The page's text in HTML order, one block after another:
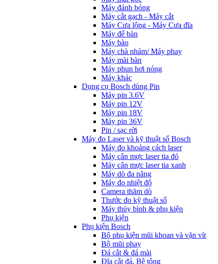
Máy đánh bóng
Máy cắt gạch - Máy cắt
Máy Cưa lộng - Máy Cưa đĩa
Máy để bàn
Máy bào
Máy chà nhám/ Máy phay
Máy mài bàn
Máy phun hơi nóng
Máy khác
Dụng cụ Bosch dùng Pin
Máy pin 3.6V
Máy pin 12V
Máy pin 18V
Máy pin 36V
Pin / sạc rời
Máy đo Laser và kỹ thuật số Bosch
Máy đo khoảng cách laser
Máy cân mực laser tia đỏ
Máy cân mực laser tia xanh
Máy dò đa năng
Máy đo nhiệt độ
Camera thăm dò
Thước đo kỹ thuật số
Máy thủy bình & phụ kiện
Phụ kịện
Phụ kiện Bosch
Bộ phụ kiện mũi khoan và vặn vít
Bộ mũi phay
Đá cắt & đá mài
Đĩa cắt đá, Bê tông